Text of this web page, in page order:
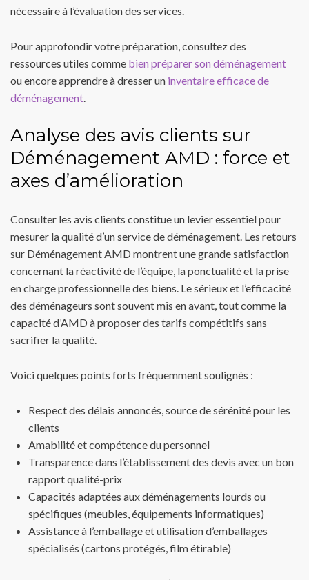
nécessaire à l’évaluation des services.
Pour approfondir votre préparation, consultez des
ressources utiles comme bien préparer son déménagement
ou encore apprendre à dresser un inventaire efficace de
déménagement.
Analyse des avis clients sur
Déménagement AMD : force et
axes d’amélioration
Consulter les avis clients constitue un levier essentiel pour
mesurer la qualité d’un service de déménagement. Les retours
sur Déménagement AMD montrent une grande satisfaction
concernant la réactivité de l’équipe, la ponctualité et la prise
en charge professionnelle des biens. Le sérieux et l’efficacité
des déménageurs sont souvent mis en avant, tout comme la
capacité d’AMD à proposer des tarifs compétitifs sans
sacrifier la qualité.
Voici quelques points forts fréquemment soulignés :
Respect des délais annoncés, source de sérénité pour les
clients
Amabilité et compétence du personnel
Transparence dans l’établissement des devis avec un bon
rapport qualité-prix
Capacités adaptées aux déménagements lourds ou
spécifiques (meubles, équipements informatiques)
Assistance à l’emballage et utilisation d’emballages
spécialisés (cartons protégés, film étirable)